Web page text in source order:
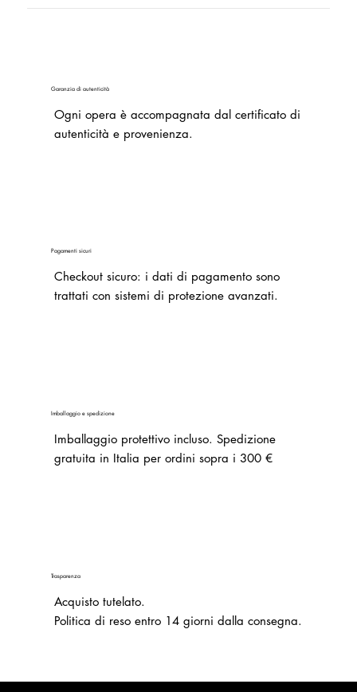
Garanzia di autenticità
Ogni opera è accompagnata dal certificato di
autenticità e provenienza.
Pagamenti sicuri
Checkout sicuro: i dati di pagamento sono
trattati con sistemi di protezione avanzati.
Imballaggio e spedizione
Imballaggio protettivo incluso. Spedizione
gratuita in Italia per ordini sopra i 300 €
Trasparenza
Acquisto tutelato.
Politica di reso entro 14 giorni dalla consegna.